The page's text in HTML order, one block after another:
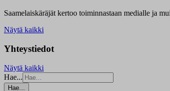
Saamelaiskäräjät kertoo toiminnastaan medialle ja
Näytä kaikki
Yhteystiedot
Näytä kaikki
Hae...
Hae...